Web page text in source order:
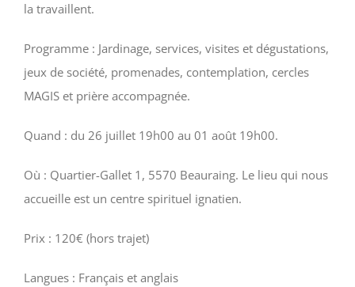
la travaillent.
Programme : Jardinage, services, visites et dégustations,
jeux de société, promenades, contemplation, cercles
MAGIS et prière accompagnée.
Quand : du 26 juillet 19h00 au 01 août 19h00.
Où : Quartier-Gallet 1, 5570 Beauraing. Le lieu qui nous
accueille est un centre spirituel ignatien.
Prix : 120€ (hors trajet)
Langues : Français et anglais